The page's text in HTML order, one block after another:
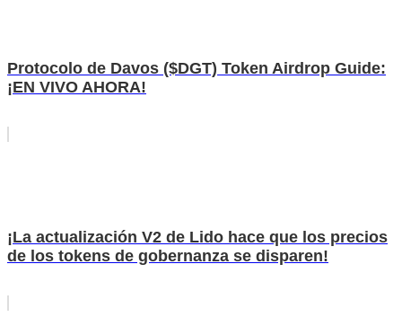
Protocolo de Davos ($DGT) Token Airdrop Guide:
¡EN VIVO AHORA!
¡La actualización V2 de Lido hace que los precios
de los tokens de gobernanza se disparen!